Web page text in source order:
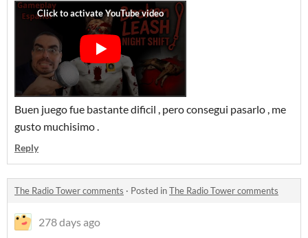
Buen juego fue bastante dificil , pero consegui pasarlo , me
gusto muchisimo .
Reply
The Radio Tower comments · Posted inThe Radio Tower comments
278 days ago